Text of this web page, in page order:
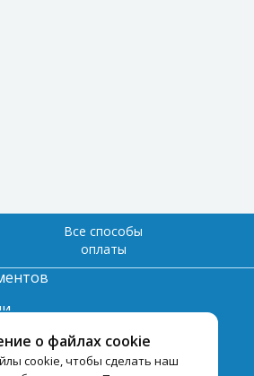
о файлах cookie
cookie, чтобы сделать наш
Все способы
оплаты